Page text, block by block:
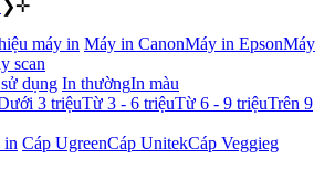
❯✛
máy in Máy in CanonMáy in EpsonMáy
scan
dụng In thườngIn màu
3 triệuTừ 3 - 6 triệuTừ 6 - 9 triệuTrên 9
in Cáp UgreenCáp UnitekCáp Veggieg